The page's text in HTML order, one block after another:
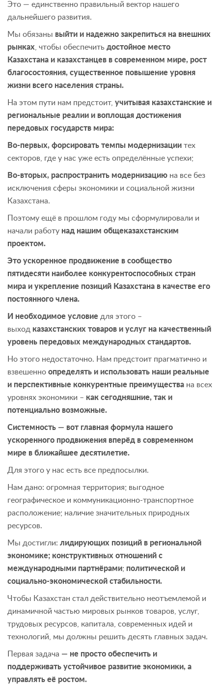
Это — единственно правильный вектор нашего
дальнейшего развития.
Мы обязаны выйти и надежно закрепиться на внешних
рынках , чтобы обеспечить достойное место
Казахстана и казахстанцев в современном мире, рост
благосостояния, существенное повышение уровня
жизни всего населения страны.
На этом пути нам предстоит, учитывая казахстанские и
региональные реалии и воплощая достижения
передовых государств мира:
Во-первых, форсировать темпы модернизации тех
секторов, где у нас уже есть определённые успехи;
Во-вторых, распространить модернизацию на все без
исключения сферы экономики и социальной жизни
Казахстана.
Поэтому ещё в прошлом году мы сформулировали и
начали работу над нашим общеказахстанским
проектом.
Это ускоренное продвижение в сообщество
пятидесяти наиболее конкурентоспособных стран
мира и укрепление позиций Казахстана в качестве его
постоянного члена.
И необходимое условие для этого –
выход казахстанских товаров и услуг на качественный
уровень передовых международных стандартов.
Но этого недостаточно. Нам предстоит прагматично и
взвешенно определять и использовать наши реальные
и перспективные конкурентные преимущества на всех
уровнях экономики – как сегодняшние, так и
потенциально возможные.
Системность — вот главная формула нашего
ускоренного продвижения вперёд в современном
мире в ближайшее десятилетие.
Для этого у нас есть все предпосылки.
Нам дано: огромная территория; выгодное
географическое и коммуникационно-транспортное
расположение; наличие значительных природных
ресурсов.
Мы достигли: лидирующих позиций в региональной
экономике; конструктивных отношений с
международными партнёрами; политической и
социально-экономической стабильности.
Чтобы Казахстан стал действительно неотъемлемой и
динамичной частью мировых рынков товаров, услуг,
трудовых ресурсов, капитала, современных идей и
технологий, мы должны решить десять главных задач.
Первая задача — не просто обеспечить и
поддерживать устойчивое развитие экономики, а
управлять её ростом.